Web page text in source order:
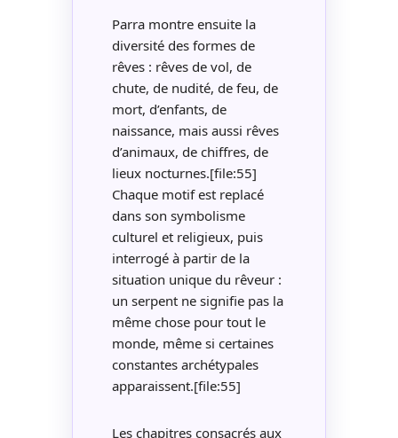
Parra montre ensuite la
diversité des formes de
rêves : rêves de vol, de
chute, de nudité, de feu, de
mort, d’enfants, de
naissance, mais aussi rêves
d’animaux, de chiffres, de
lieux nocturnes.[file:55]
Chaque motif est replacé
dans son symbolisme
culturel et religieux, puis
interrogé à partir de la
situation unique du rêveur :
un serpent ne signifie pas la
même chose pour tout le
monde, même si certaines
constantes archétypales
apparaissent.[file:55]
Les chapitres consacrés aux